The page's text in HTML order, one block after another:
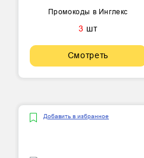
Промокоды в Инглекс
3 шт
Смотреть
Добавить в избранное